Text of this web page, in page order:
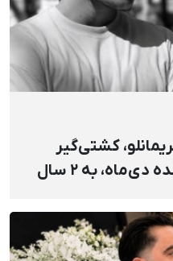
کشتی‌گیر
کورد کُرمانج و بازداشت‌شده دی‌ماه، به ۲ سال